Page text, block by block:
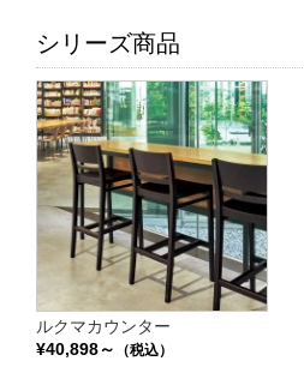
シリーズ商品
ルクマカウンター
¥40,898～
（税込）